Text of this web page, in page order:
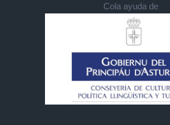
Cola ayuda de